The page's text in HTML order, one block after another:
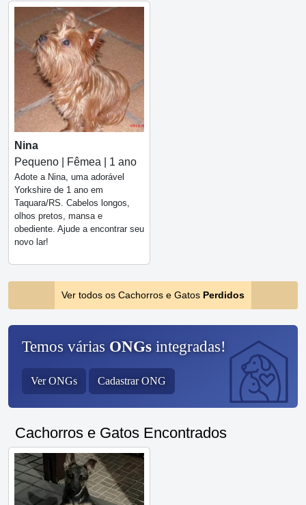
Nina
Pequeno | Fêmea | 1 ano
Adote a Nina, uma adorável
Yorkshire de 1 ano em
Taquara/RS. Cabelos longos,
olhos pretos, mansa e
obediente. Ajude a encontrar seu
novo lar!
Ver todos os Cachorros e Gatos Perdidos
Temos várias ONGs integradas!
Ver ONGs Cadastrar ONG
Cachorros e Gatos Encontrados